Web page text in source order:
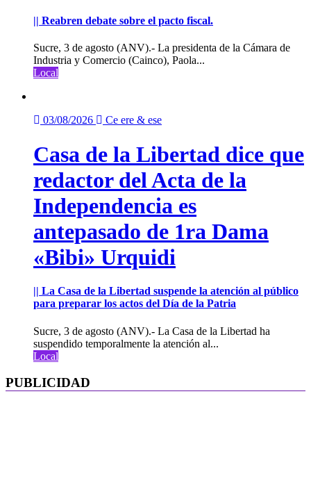
|| Reabren debate sobre el pacto fiscal.
Sucre, 3 de agosto (ANV).- La presidenta de la Cámara de
Industria y Comercio (Cainco), Paola...
Local
03/08/2026 Ce ere & ese
Casa de la Libertad dice que
redactor del Acta de la
Independencia es
antepasado de 1ra Dama
«Bibi» Urquidi
|| La Casa de la Libertad suspende la atención al público
para preparar los actos del Día de la Patria
Sucre, 3 de agosto (ANV).- La Casa de la Libertad ha
suspendido temporalmente la atención al...
Local
PUBLICIDAD